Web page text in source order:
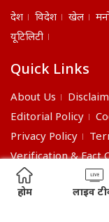
देश विदेश खेल
यूटिलिटी
Quick Links
About Us
Editorial Policy
Privacy Policy
Verification & Fact
©2026 India Daily.
होम लाइव